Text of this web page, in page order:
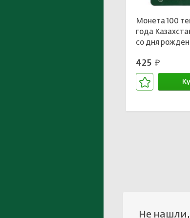
Монета 100
года
со дня
блистере)
425 руб.
Не нашли,